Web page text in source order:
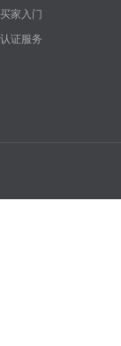
买家入门
认证服务